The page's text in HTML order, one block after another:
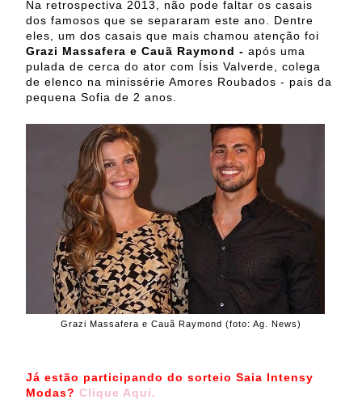
Na retrospectiva 2013, não pode faltar os casais
dos famosos que se separaram este ano. Dentre
eles, um dos casais que mais chamou atenção foi
Grazi Massafera e Cauã Raymond - após uma
pulada de cerca do ator com Ísis Valverde, colega
de elenco na minissérie Amores Roubados - pais da
pequena Sofia de 2 anos.
Grazi Massafera e Cauã Raymond (foto: Ag. News)
Já estão participando do sorteio Saia Intensy
Modas? Clique Aqui.